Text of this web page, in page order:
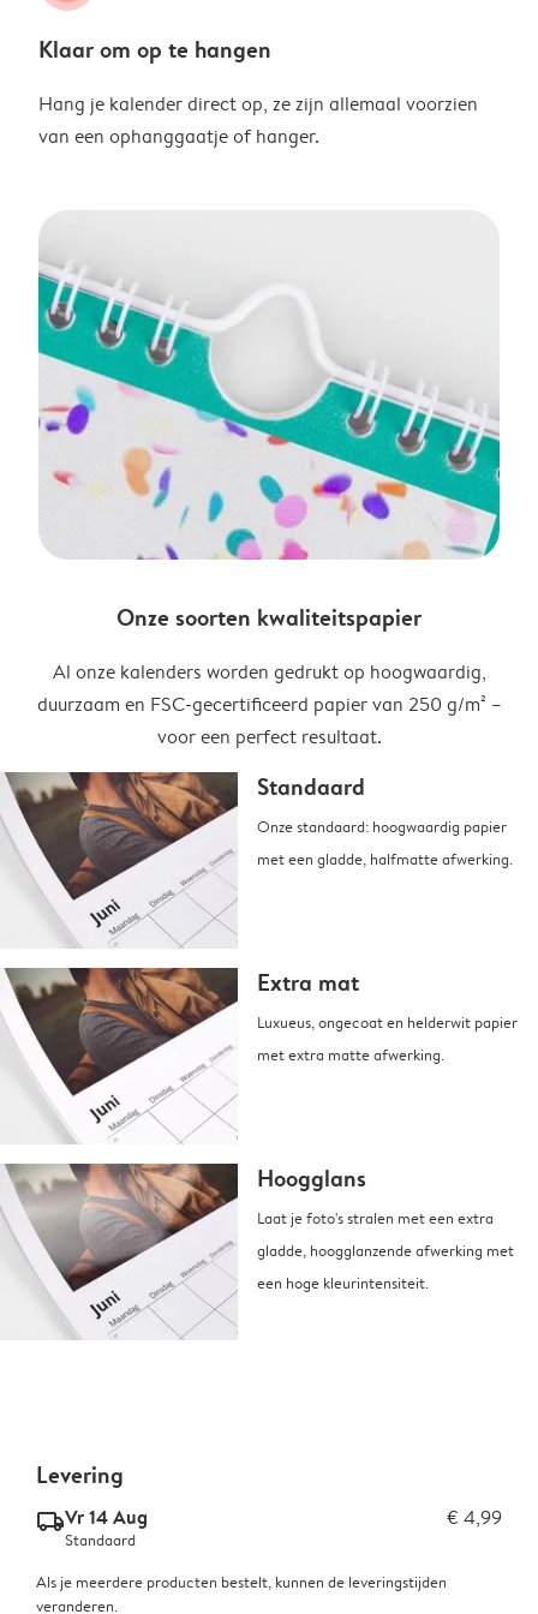
Klaar om op te hangen
Hang je kalender direct op, ze zijn allemaal voorzien
van een ophanggaatje of hanger.
Onze soorten kwaliteitspapier
Al onze kalenders worden gedrukt op hoogwaardig,
duurzaam en FSC-gecertificeerd papier van 250 g/m² –
voor een perfect resultaat.
Standaard
Onze standaard: hoogwaardig papier
met een gladde, halfmatte afwerking.
Extra mat
Luxueus, ongecoat en helderwit papier
met extra matte afwerking.
Hoogglans
Laat je foto's stralen met een extra
gladde, hoogglanzende afwerking met
een hoge kleurintensiteit.
Levering
delivery_standard_v2Vr 14 Aug € 4,99
Standaard
Als je meerdere producten bestelt, kunnen de leveringstijden
veranderen.